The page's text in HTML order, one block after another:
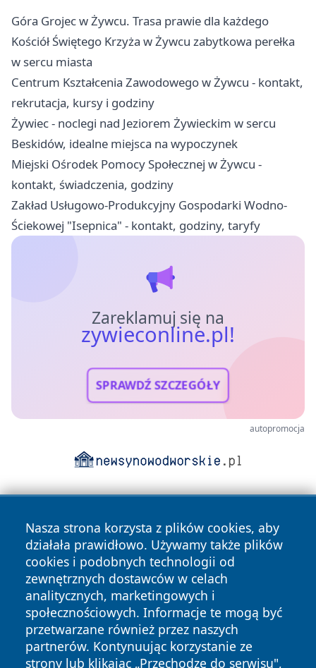
Góra Grojec w Żywcu. Trasa prawie dla każdego
Kościół Świętego Krzyża w Żywcu zabytkowa perełka
w sercu miasta
Centrum Kształcenia Zawodowego w Żywcu - kontakt,
rekrutacja, kursy i godziny
Żywiec - noclegi nad Jeziorem Żywieckim w sercu
Beskidów, idealne miejsca na wypoczynek
Miejski Ośrodek Pomocy Społecznej w Żywcu -
kontakt, świadczenia, godziny
Zakład Usługowo-Produkcyjny Gospodarki Wodno-
Ściekowej "Isepnica" - kontakt, godziny, taryfy
Zareklamuj się na
zywieconline.pl!
SPRAWDŹ SZCZEGÓŁY
autopromocja
Nasza strona korzysta z plików cookies, aby
działała prawidłowo. Używamy także plików
cookies i podobnych technologii od
zewnętrznych dostawców w celach
analitycznych, marketingowych i
społecznościowych. Informacje te mogą być
przetwarzane również przez naszych
partnerów. Kontynuując korzystanie ze
strony lub klikając „Przechodzę do serwisu",
Copyright © 2026 zywieconline.pl Wszystkie prawa
zastrzeżone.
News Autorzy
Polityka
Prywatności
Polityka
Cookies